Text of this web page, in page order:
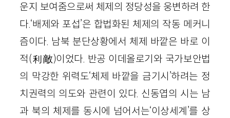
운지 보여줌으로써 체제의 정당성을 웅변하려 한
다.‘배제와 포섭’은 합법화된 체제의 작동 메커니
즘이다. 남북 분단상황에서 체제 바깥은 바로 이
적(利敵)이었다. 반공 이데올로기와 국가보안법
의 막강한 위력도‘체제 바깥을 금기시’하려는 정
치권력의 의도와 관련이 있다. 신동엽의 시는 남
과 북의 체제를 동시에 넘어서는‘이상세계’를 상